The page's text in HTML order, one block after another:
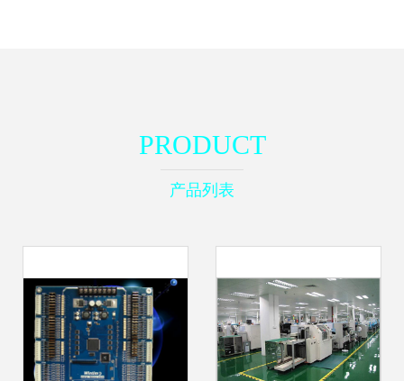
PRODUCT
产品列表